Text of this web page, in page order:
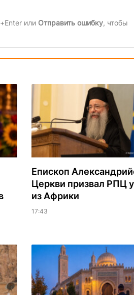
или Отправить ошибку, чтобы
Епископ
Церкви призвал РПЦ
из Африки
17:43